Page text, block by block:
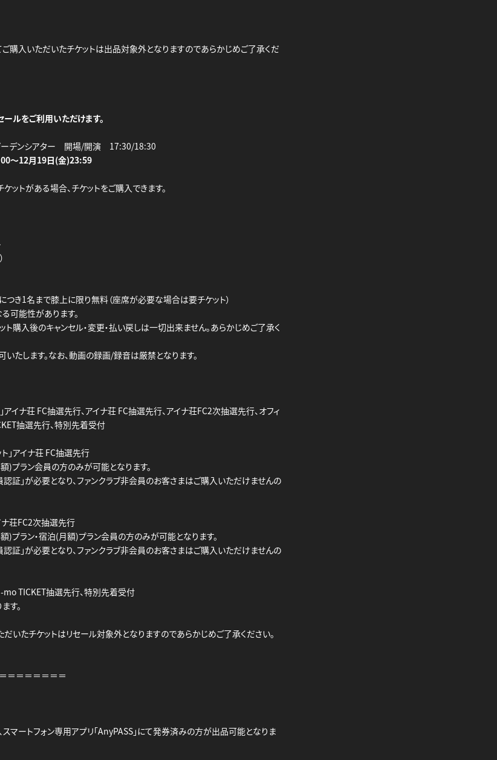
ご購入いただいたチケットは出品対象外となりますのであらかじめご了承くだ
ルをご利用いただけます。
デンシアター 開場/開演 17:30/18:30
～12月19日(金)23:59
トがある場合、チケットをご購入できます。
き1名まで膝上に限り無料（座席が必要な場合は要チケット）
可能性があります。
購入後のキャンセル・変更・払い戻しは一切出来ません。あらかじめご了承く
たします。なお、動画の録画/録音は厳禁となります。
アイナ荘 FC抽選先行、アイナ荘 FC抽選先行、アイナ荘FC2次抽選先行、オフィ
抽選先行、特別先着受付
」アイナ荘 FC抽選先行
プラン会員の方のみが可能となります。
証」が必要となり、ファンクラブ非会員のお客さまはご購入いただけませんの
荘FC2次抽選先行
プラン・宿泊(月額)プラン会員の方のみが可能となります。
証」が必要となり、ファンクラブ非会員のお客さまはご購入いただけませんの
mo TICKET抽選先行、特別先着受付
す。
いたチケットはリセール対象外となりますのであらかじめご了承ください。
＝＝＝＝＝＝＝
スマートフォン専用アプリ「AnyPASS」にて発券済みの方が出品可能となりま